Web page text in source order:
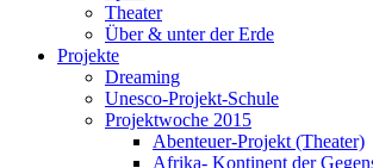
Theater
Über & unter der Erde
Projekte
Dreaming
Unesco-Projekt-Schule
Projektwoche 2015
Abenteuer-Projekt (Theater)
Afrika- Kontinent der